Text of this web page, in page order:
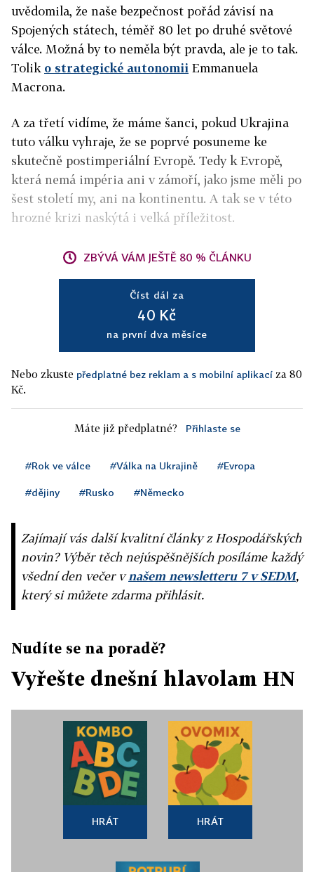
uvědomila, že naše bezpečnost pořád závisí na
Spojených státech, téměř 80 let po druhé světové
válce. Možná by to neměla být pravda, ale je to tak.
Tolik o strategické autonomii Emmanuela
Macrona.
A za třetí vidíme, že máme šanci, pokud Ukrajina
tuto válku vyhraje, že se poprvé posuneme ke
skutečně postimperiální Evropě. Tedy k Evropě,
která nemá impéria ani v zámoří, jako jsme měli po
šest století my, ani na kontinentu. A tak se v této
hrozné krizi naskýtá i velká příležitost.
ZBÝVÁ VÁM JEŠTĚ 80 % ČLÁNKU
Číst dál za
40 Kč
na první dva měsíce
Nebo zkuste předplatné bez reklam a s mobilní aplikací za 80
Kč.
Máte již předplatné? Přihlaste se
#Rok ve válce #Válka na Ukrajině #Evropa
#dějiny #Rusko #Německo
Zajímají vás další kvalitní články z Hospodářských
novin? Výběr těch nejúspěšnějších posíláme každý
všední den večer vnašem newsletteru 7 v SEDM,
který si můžete zdarma přihlásit.
Nudíte se na poradě?
Vyřešte dnešní hlavolam HN
HRÁT HRÁT